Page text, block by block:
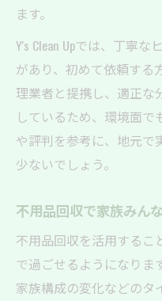
ます。
Y's Clean Upでは、丁寧
があり、初めて依頼する
理業者と提携し、適正な
しているため、環境面で
や評判を参考に、地元で
少ないでしょう。
不用品回収で家族みん
不用品回収を活用するこ
で過ごせるようになりま
家族構成の変化などのタ